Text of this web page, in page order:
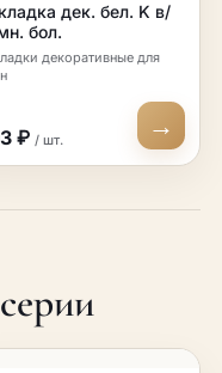
дек. бел. K в/
бол.
декоративные для
₽ / шт. →